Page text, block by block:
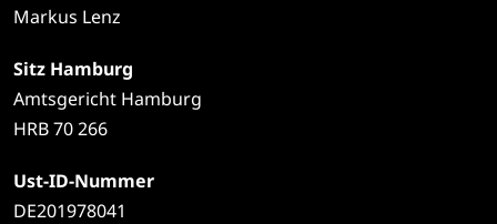
Markus Lenz
Sitz Hamburg
Amtsgericht Hamburg
HRB 70 266
Ust-ID-Nummer
DE201978041